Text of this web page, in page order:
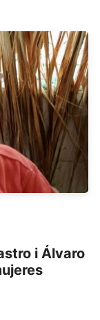
i Álvaro